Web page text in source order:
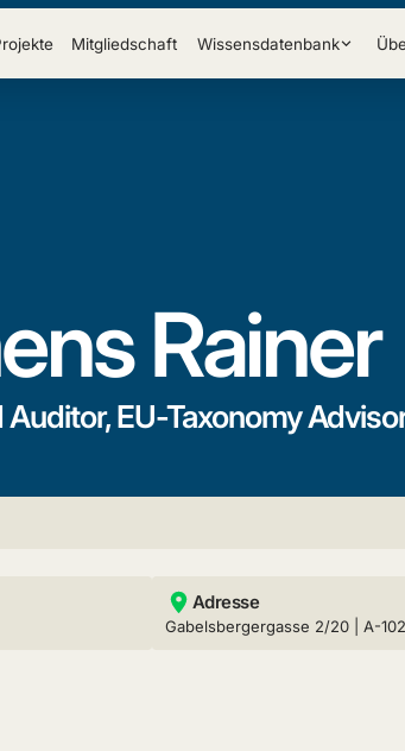
Mitgliedschaft Wissensdatenbank
Rainer
EU-Taxonomy
Adresse
Gabelsbergergasse 2/20 | A-